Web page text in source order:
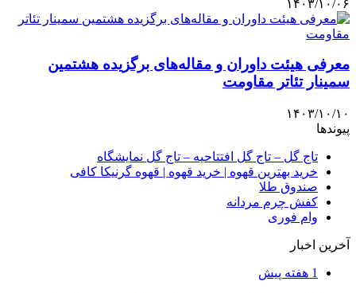
۱۴۰۳/۱۰/۰۶
معرفی هیئت داوران و مقاله‌های برگزیده هشتمین
سمینار تئاتر مقاومت
۱۴۰۳/۱۰/۱۰
پیوندها
تاج گل – تاج گل افتتاحیه – تاج گل نمایشگاه
خرید بهترین قهوه | خرید قهوه | قهوه گرنیکا کافی
صندوق طلا
کفش چرم مردانه
وام فوری
آخرین اخبار
1 هفته پیش